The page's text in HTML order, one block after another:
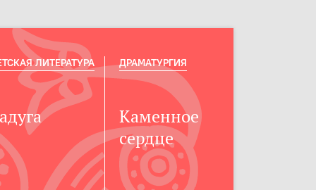
ЛИТЕРАТУРА
Каменное
сердце
ДРАМАТУРГИЯ